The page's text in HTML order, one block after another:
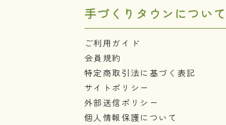
手づくりタウンについて
ご利用ガイド
会員規約
特定商取引法に基づく表記
サイトポリシー
外部送信ポリシー
個人情報保護について